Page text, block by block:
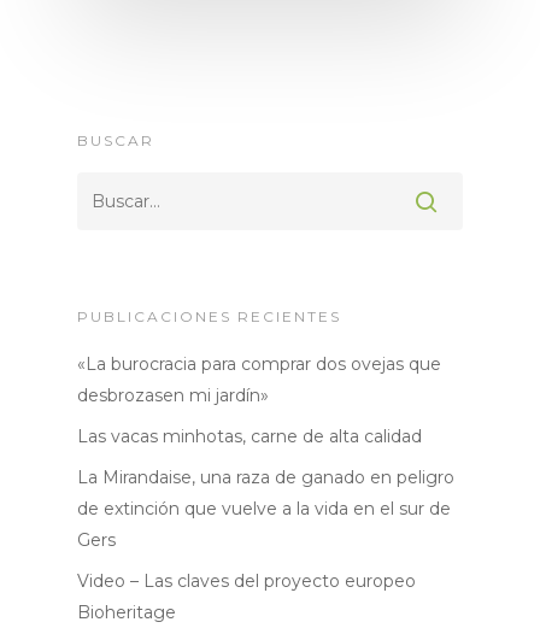
BUSCAR
PUBLICACIONES RECIENTES
«La burocracia para comprar dos ovejas que
desbrozasen mi jardín»
Las vacas minhotas, carne de alta calidad
La Mirandaise, una raza de ganado en peligro
de extinción que vuelve a la vida en el sur de
Gers
Video – Las claves del proyecto europeo
Bioheritage
Ecoturismo